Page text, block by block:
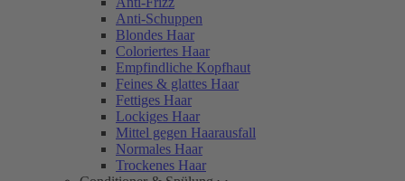
Anti-Schuppen
Blondes Haar
Coloriertes Haar
Empfindliche Kopfhaut
Feines & glattes Haar
Fettiges Haar
Lockiges Haar
Mittel gegen Haarausfall
Normales Haar
Trockenes Haar